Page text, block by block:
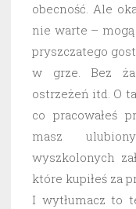
obecność. Ale
nie warte –
pryszczatego
w grze. Bez
ostrzeżeń itd. O
co pracowałeś
masz
wyszkolonych
które kupiłeś za
I wytłumacz to